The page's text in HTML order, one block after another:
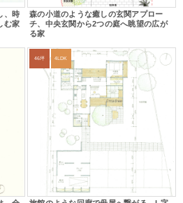
、時
む家
森の小道のような癒しの玄関アプロー
チ、中央玄関から2つの庭へ眺望の広が
る家
46坪 4LDK